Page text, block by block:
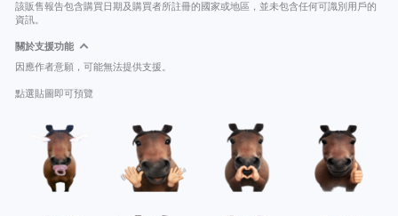
該販售報告包含購買日期及購買者所註冊的國家或地區，並未包含任何可識別用戶的
資訊。
關於支援功能
因應作者意願，可能無法提供支援。
點選貼圖即可預覽